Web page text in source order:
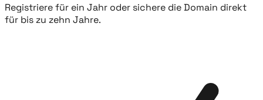
Registriere für ein Jahr oder sichere die Domain direkt
für bis zu zehn Jahre.